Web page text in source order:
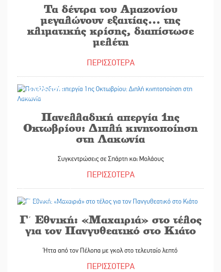
Τα δέντρα του Αμαζονίου
μεγαλώνουν εξαιτίας… της
κλιματικής κρίσης, διαπίστωσε
μελέτη
ΠΕΡΙΣΣΟΤΕΡΑ
30/09/2025
Πανελλαδική απεργία 1ης
Οκτωβρίου: Διπλή κινητοποίηση
στη Λακωνία
Συγκεντρώσεις σε Σπάρτη και Μολάους
ΠΕΡΙΣΣΟΤΕΡΑ
Γ΄ Εθνική: «Μαχαιριά» στο τέλος
για τον Πανγυθεατικό στο Κιάτο
Ήττα από τον Πέλοπα με γκολ στο τελευταίο λεπτό
ΠΕΡΙΣΣΟΤΕΡΑ